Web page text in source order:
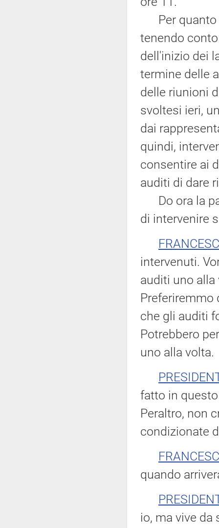
Per quanto
tenendo
dell'inizio dei
termine delle
delle riunioni
svoltesi ieri,
dai
quindi,
consentire ai
auditi di dare
Do ora la
di intervenire
intervenuti.
auditi uno
Preferiremmo
che gli auditi
Potrebbero
uno alla volta.
fatto in
Peraltro, non
condizionate
quando
io, ma vive da